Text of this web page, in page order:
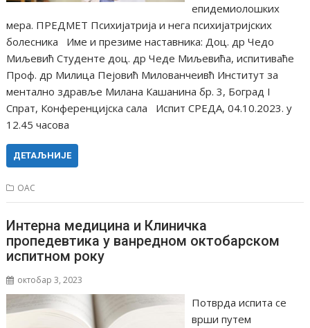
епидемиолошких
мера. ПРЕДМЕТ Психијатрија и нега психијатријских
болесника Име и презиме наставника: Доц. др Чедо
Миљевић Студенте доц. др Чеде Миљевића, испитиваће
Проф. др Милица Пејовић Милованчеивћ Институт за
ментално здравље Милана Кашанина бр. 3, Боград I
Спрат, Конференцијска сала Испит СРЕДА, 04.10.2023. у
12.45 часова
ДЕТАЉНИЈЕ
ОАС
Интерна медицина и Клиничка
пропедевтика у ванредном октобарском
испитном року
октобар 3, 2023
Потврда испита се
врши путем